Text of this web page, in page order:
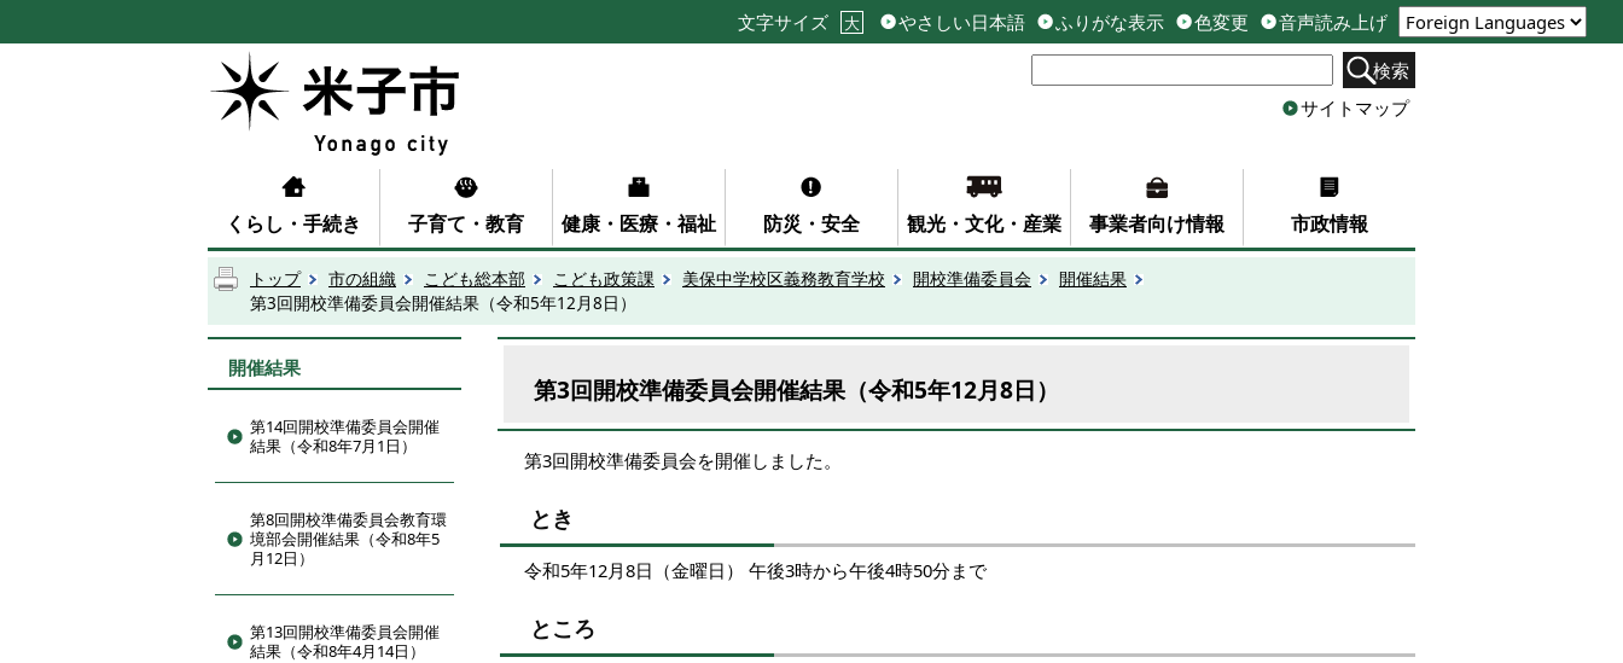
文字サイズ 大 やさしい日本語 ふりがな表示 色変更
音声読み上げ
検索
サイトマップ
くらし・手続き 子育て・教育 健康・医療・福祉 防災・安全 観光・文化・産業 事業者向け情報 市政情報
トップ 市の組織 こども総本部 こども政策課 美保中学校区義務教育学校 開校準備委員会
開催結果
第3回開校準備委員会開催結果（令和5年12月8日）
開催結果
第14回開校準備委員会開催
結果（令和8年7月1日）
第8回開校準備委員会教育環
境部会開催結果（令和8年5
月12日）
第13回開校準備委員会開催
結果（令和8年4月14日）
第3回開校準備委員会開催結果（令和5年12月8日）
第3回開校準備委員会を開催しました。
とき
令和5年12月8日（金曜日） 午後3時から午後4時50分まで
ところ